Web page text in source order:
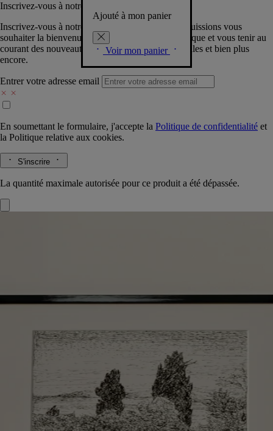
Ajouté à mon panier
Voir mon panier
Inscrivez-vous à notre Newsletter
Inscrivez-vous à notre newsletter pour que nous puissions vous
souhaiter la bienvenue dans la communauté Diptyque et vous tenir au
courant des nouveautés, événements, offres spéciales et bien plus
encore.
Entrer votre adresse email
En soumettant le formulaire, j'accepte la Politique de confidentialité et
la Politique relative aux cookies.
S'inscrire
La quantité maximale autorisée pour ce produit a été dépassée.